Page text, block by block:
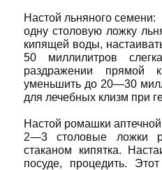
Настой льняного семени:
одну столовую ложку
кипящей воды,
50 миллилитров
раздражении прямой
уменьшить до 20—30
для лечебных клизм при
Настой ромашки
2—3 столовые ложки
стаканом кипятка.
посуде, процедить.